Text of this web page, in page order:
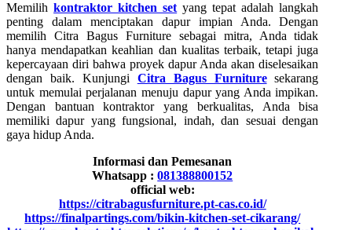
Memilihkontraktor kitchen setyang tepat adalah langkah
penting dalam menciptakan dapur impian Anda. Dengan
memilih Citra Bagus Furniture sebagai mitra, Anda tidak
hanya mendapatkan keahlian dan kualitas terbaik, tetapi juga
kepercayaan diri bahwa proyek dapur Anda akan diselesaikan
dengan baik. Kunjungi Citra Bagus Furnituresekarang
untuk memulai perjalanan menuju dapur yang Anda impikan.
Dengan bantuan kontraktor yang berkualitas, Anda bisa
memiliki dapur yang fungsional, indah, dan sesuai dengan
gaya hidup Anda.
Informasi dan Pemesanan
Whatsapp :081388800152
official web:
https://citrabagusfurniture.pt-cas.co.id/
https://finalpartings.com/bikin-kitchen-set-cikarang/